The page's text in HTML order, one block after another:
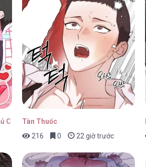
Của Cún Nhà Tôi
Tàn Thuốc
216
0 22 giờ trước